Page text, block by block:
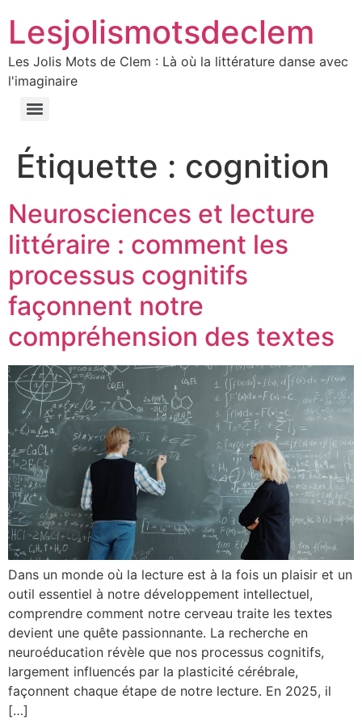
Lesjolismotsdeclem
Les Jolis Mots de Clem : Là où la littérature danse avec
l'imaginaire
Étiquette : cognition
Neurosciences et lecture
littéraire : comment les
processus cognitifs
façonnent notre
compréhension des textes
Dans un monde où la lecture est à la fois un plaisir et un
outil essentiel à notre développement intellectuel,
comprendre comment notre cerveau traite les textes
devient une quête passionnante. La recherche en
neuroéducation révèle que nos processus cognitifs,
largement influencés par la plasticité cérébrale,
façonnent chaque étape de notre lecture. En 2025, il
[…]